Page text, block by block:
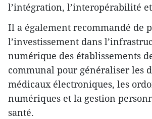
l’intégration, l’interopérabilité
Il a également recommandé de
l’investissement dans
numérique des établissements
communal pour généraliser les
médicaux électroniques, les
numériques et la gestion
santé.